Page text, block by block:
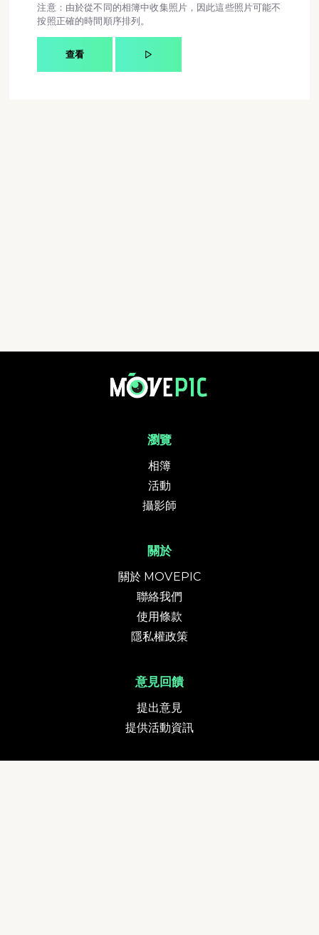
注意：由於從不同的相簿中收集照片，因此這些照片可能不
按照正確的時間順序排列。
查看
瀏覽
相簿
活動
攝影師
關於
關於 MOVEPIC
聯絡我們
使用條款
隱私權政策
意見回饋
提出意見
提供活動資訊